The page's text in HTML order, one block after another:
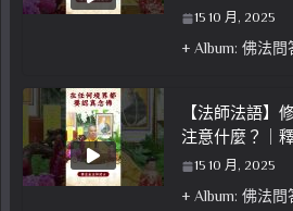
15 10 月, 2025
+ Album: 佛法
【法師法語】
注意什麼？｜
15 10 月, 2025
+ Album: 佛法